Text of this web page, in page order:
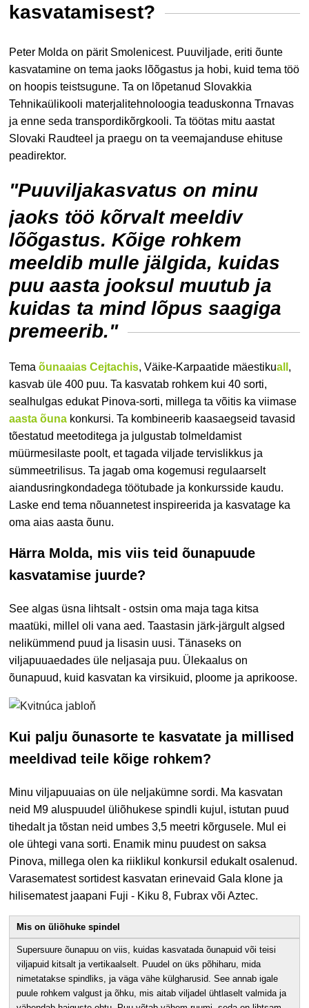
kasvatamisest?
Peter Molda on pärit Smolenicest. Puuviljade, eriti õunte
kasvatamine on tema jaoks lõõgastus ja hobi, kuid tema töö
on hoopis teistsugune. Ta on lõpetanud Slovakkia
Tehnikaülikooli materjalitehnoloogia teaduskonna Trnavas
ja enne seda transpordikõrgkooli. Ta töötas mitu aastat
Slovaki Raudteel ja praegu on ta veemajanduse ehituse
peadirektor.
"Puuviljakasvatus on minu
jaoks töö kõrvalt meeldiv
lõõgastus. Kõige rohkem
meeldib mulle jälgida, kuidas
puu aasta jooksul muutub ja
kuidas ta mind lõpus saagiga
premeerib."
Temaõunaaias Cejtachis, Väike-Karpaatide mäestikuall ,
kasvab üle 400 puu. Ta kasvatab rohkem kui 40 sorti,
sealhulgas edukat Pinova-sorti, millega ta võitis ka viimase
aasta õuna konkursi. Ta kombineerib kaasaegseid tavasid
tõestatud meetoditega ja julgustab tolmeldamist
müürmesilaste poolt, et tagada viljade tervislikkus ja
sümmeetrilisus. Ta jagab oma kogemusi regulaarselt
aiandusringkondadega töötubade ja konkursside kaudu.
Laske end tema nõuannetest inspireerida ja kasvatage ka
oma aias aasta õunu.
Härra Molda, mis viis teid õunapuude
kasvatamise juurde?
See algas üsna lihtsalt - ostsin oma maja taga kitsa
maatüki, millel oli vana aed. Taastasin järk-järgult algsed
nelikümmend puud ja lisasin uusi. Tänaseks on
viljapuuaedades üle neljasaja puu. Ülekaalus on
õunapuud, kuid kasvatan ka virsikuid, ploome ja aprikoose.
Kui palju õunasorte te kasvatate ja millised
meeldivad teile kõige rohkem?
Minu viljapuuaias on üle neljakümne sordi. Ma kasvatan
neid M9 aluspuudel üliõhukese spindli kujul, istutan puud
tihedalt ja tõstan neid umbes 3,5 meetri kõrgusele. Mul ei
ole ühtegi vana sorti. Enamik minu puudest on saksa
Pinova, millega olen ka riiklikul konkursil edukalt osalenud.
Varasematest sortidest kasvatan erinevaid Gala klone ja
hilisematest jaapani Fuji - Kiku 8, Fubrax või Aztec.
Mis on üliõhuke spindel
Supersuure õunapuu on viis, kuidas kasvatada õunapuid või teisi
viljapuid kitsalt ja vertikaalselt. Puudel on üks põhiharu, mida
nimetatakse spindliks, ja väga vähe külgharusid. See annab igale
puule rohkem valgust ja õhku, mis aitab viljadel ühtlaselt valmida ja